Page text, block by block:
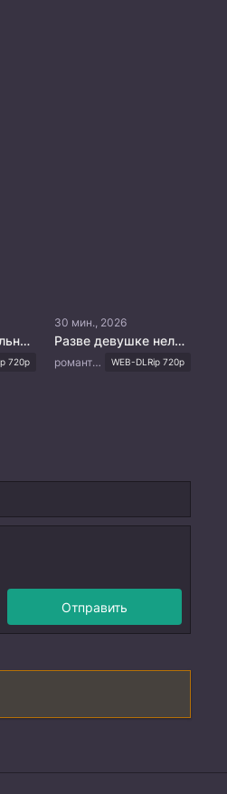
Мой матрилокальный муж
720p
30 мин., 2026
Разве девушке нельзя быть главной?
романтика, драма WEB-DLRip 720p
Отправить